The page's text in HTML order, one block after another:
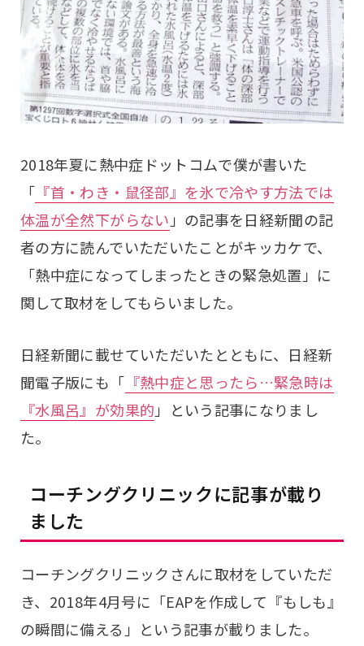
2018年夏に熱中症ドットコムで僕が書いた
「 『首・わき・鼠径部』を氷で冷やす方法では
体温が全然下がらない」の記事を日経新聞の記
者の方に読んでいただいたことがキッカケで、
「熱中症になってしまったときの緊急処置」に
関して取材をしてもらいました。
日経新聞に載せていただいたとともに、日経新
聞電子版にも「 『熱中症と思ったら…緊急時は
『水風呂』が効果的 」という記事になりまし
た。
コーチングクリニックに記事が載り
ました
コーチングクリニックさんに取材をしていただ
き、2018年4月号に「EAPを作成して『もしも』
の瞬間に備える」という記事が載りました。